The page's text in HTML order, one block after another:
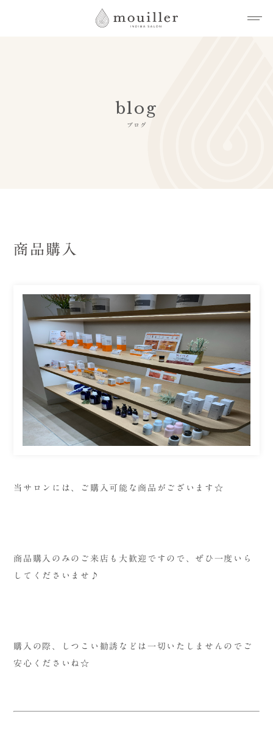
blog
ブログ
商品購入
当サロンには、ご購入可能な商品がございます☆
商品購入のみのご来店も大歓迎ですので、ぜひ一度いら
してくださいませ♪
購入の際、しつこい勧誘などは一切いたしませんのでご
安心くださいね☆